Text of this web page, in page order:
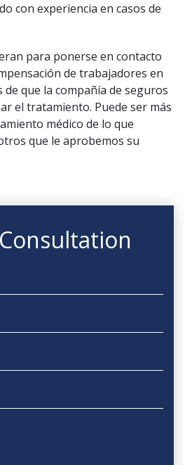
con experiencia en casos de
para ponerse en contacto
de trabajadores en
de que la compañía de seguros
el tratamiento. Puede ser más
médico de lo que
que le aprobemos su